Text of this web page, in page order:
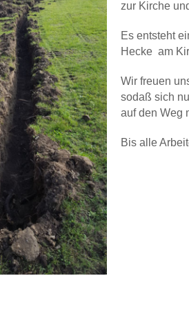
zur Kirche
Es entsteht
Hecke am
Wir freuen
sodaß sich
auf den Weg
Bis alle